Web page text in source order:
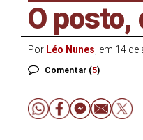
O posto,
Por Léo Nunes , em 14
Comentar (5)